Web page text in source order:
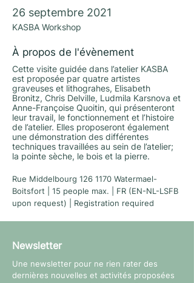
26 septembre 2021
KASBA Workshop
À propos de l'évènement
Cette visite guidée dans l’atelier KASBA
est proposée par quatre artistes
graveuses et lithograhes, Elisabeth
Bronitz, Chris Delville, Ludmila Karsnova et
Anne-Françoise Quoitin, qui présenteront
leur travail, le fonctionnement et l’histoire
de l’atelier. Elles proposeront également
une démonstration des différentes
techniques travaillées au sein de l’atelier;
la pointe sèche, le bois et la pierre.
Rue Middelbourg 126 1170 Watermael-
Boitsfort | 15 people max. | FR (EN-NL-LSFB
upon request) | Registration required
Newsletter
Une newsletter pour ne rien rater des
dernières nouvelles et activités proposées